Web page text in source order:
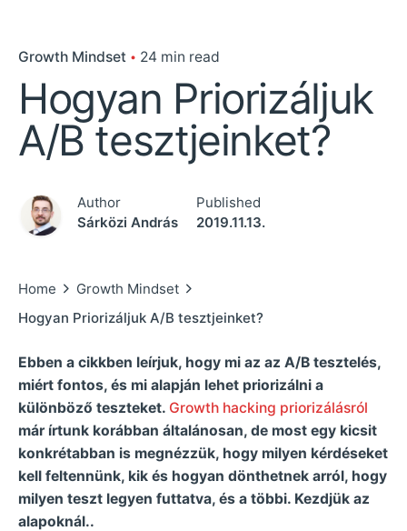
Growth Mindset 24 min read
Hogyan Priorizáljuk
A/B tesztjeinket?
Author
Sárközi András
Published
2019.11.13.
Home
Growth Mindset
Hogyan Priorizáljuk A/B tesztjeinket?
Ebben a cikkben leírjuk, hogy mi az az A/B tesztelés,
miért fontos, és mi alapján lehet priorizálni a
különböző teszteket. Growth hacking priorizálásról
már írtunk korábban általánosan, de most egy kicsit
konkrétabban is megnézzük, hogy milyen kérdéseket
kell feltennünk, kik és hogyan dönthetnek arról, hogy
milyen teszt legyen futtatva, és a többi. Kezdjük az
alapoknál..